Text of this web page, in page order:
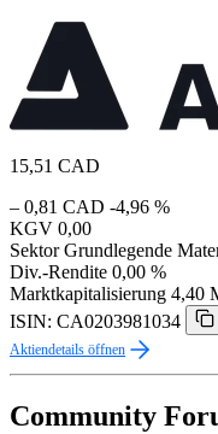
15,51 CAD
– 0,81 CAD -4,96 %
KGV 0,00
Sektor Grundlegende
Div.-Rendite 0,00 %
Marktkapitalisierung 4,40
ISIN: CA0203981034
Aktiendetails öffnen
Community